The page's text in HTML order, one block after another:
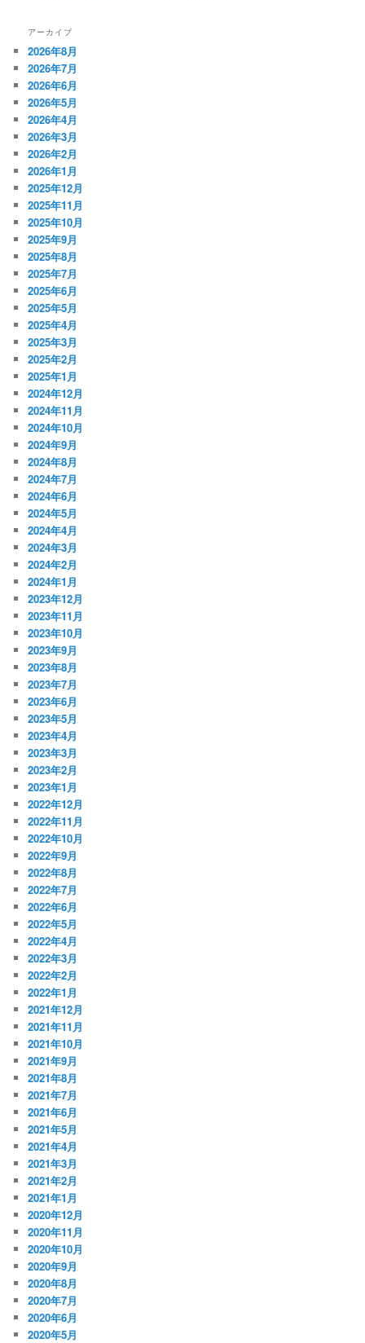
アーカイブ
2026年8月
2026年7月
2026年6月
2026年5月
2026年4月
2026年3月
2026年2月
2026年1月
2025年12月
2025年11月
2025年10月
2025年9月
2025年8月
2025年7月
2025年6月
2025年5月
2025年4月
2025年3月
2025年2月
2025年1月
2024年12月
2024年11月
2024年10月
2024年9月
2024年8月
2024年7月
2024年6月
2024年5月
2024年4月
2024年3月
2024年2月
2024年1月
2023年12月
2023年11月
2023年10月
2023年9月
2023年8月
2023年7月
2023年6月
2023年5月
2023年4月
2023年3月
2023年2月
2023年1月
2022年12月
2022年11月
2022年10月
2022年9月
2022年8月
2022年7月
2022年6月
2022年5月
2022年4月
2022年3月
2022年2月
2022年1月
2021年12月
2021年11月
2021年10月
2021年9月
2021年8月
2021年7月
2021年6月
2021年5月
2021年4月
2021年3月
2021年2月
2021年1月
2020年12月
2020年11月
2020年10月
2020年9月
2020年8月
2020年7月
2020年6月
2020年5月